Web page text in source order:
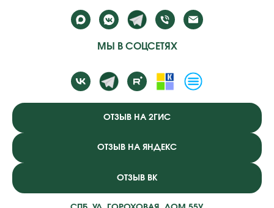
МЫ В СОЦСЕТЯХ
ОТЗЫВ НА 2ГИС
ОТЗЫВ НА ЯНДЕКС
ОТЗЫВ ВК